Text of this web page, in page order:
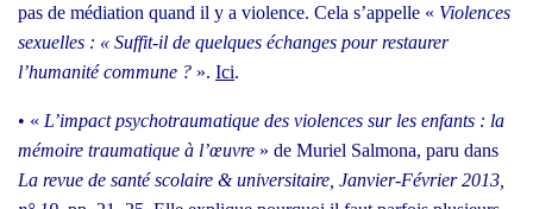
pas de média­tion quand il y a vio­lence. Cela s’ap­pelle « Vio­lences
sexuelles : « Suf­fit-il de quelques échanges pour res­tau­rer
l’humanité com­mune ? ». Ici.
• « L’impact psy­cho­trau­ma­tique des vio­lences sur les enfants : la
mémoire trau­ma­tique à l’œuvre » de Muriel Sal­mo­na, paru dans
La revue de san­té sco­laire & uni­ver­si­taire, Jan­vier-Février 2013,